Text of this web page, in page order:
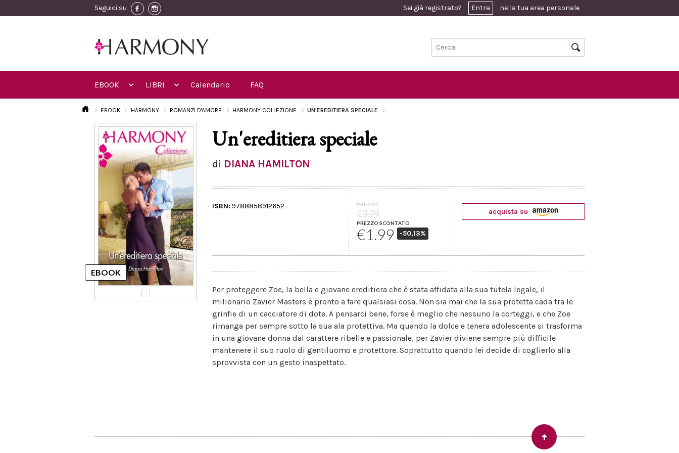
Seguici su Sei già registrato? Entra nella tua area personale
EBOOK LIBRI Calendario FAQ
EBOOK HARMONY ROMANZI D'AMORE HARMONY COLLEZIONE UN'EREDITIERA SPECIALE
Un'ereditiera speciale
di DIANA HAMILTON
ISBN: 9788858912652 PREZZO
€3.99
PREZZO SCONTATO
€1.99 -50,13%
acquista su
Per proteggere Zoe, la bella e giovane ereditiera che è stata affidata alla sua tutela legale, il
milionario Zavier Masters è pronto a fare qualsiasi cosa. Non sia mai che la sua protetta cada tra le
grinfie di un cacciatore di dote. A pensarci bene, forse è meglio che nessuno la corteggi, e che Zoe
rimanga per sempre sotto la sua ala protettiva. Ma quando la dolce e tenera adolescente si trasforma
in una giovane donna dal carattere ribelle e passionale, per Zavier diviene sempre più difficile
mantenere il suo ruolo di gentiluomo e protettore. Soprattutto quando lei decide di coglierlo alla
sprovvista con un gesto inaspettato.